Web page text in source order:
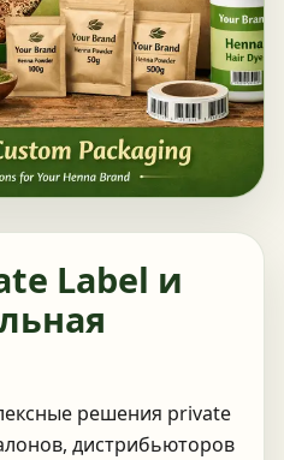
Label и
решения private
дистрибьюторов